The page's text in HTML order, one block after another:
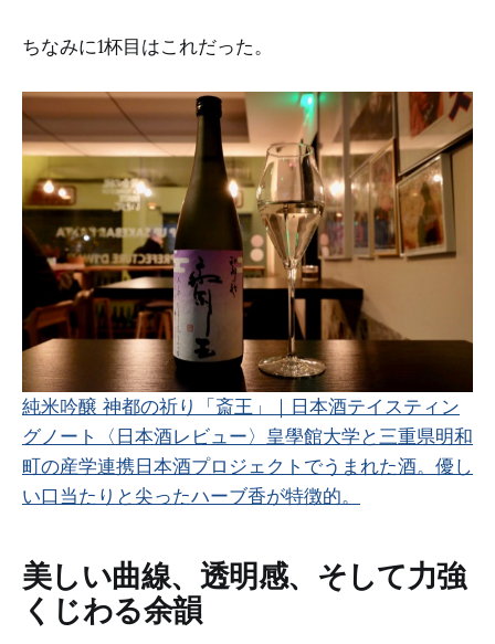
ちなみに1杯目はこれだった。
純米吟醸 神都の祈り「斎王」｜日本酒テイスティン
グノート
〈日本酒レビュー〉皇學館大学と三重県明和
町の産学連携日本酒プロジェクトでうまれた酒。優し
い口当たりと尖ったハーブ香が特徴的。
美しい曲線、透明感、そして力強
くじわる余韻